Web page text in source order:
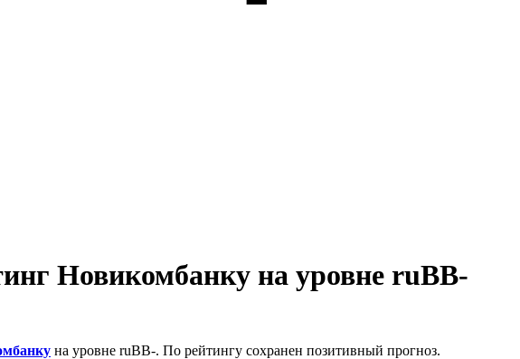
Новикомбанку на уровне ruВВ-
на уровне ruВВ-. По рейтингу сохранен позитивный прогноз.